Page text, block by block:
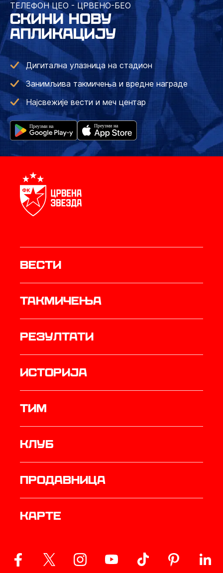
ТЕЛЕФОН ЦЕО - ЦРВЕНО-БЕО
СКИНИ НОВУ
АПЛИКАЦИЈУ
Дигитална улазница на стадион
Занимљива такмичења и вредне награде
Најсвежије вести и меч центар
Вести
Такмичења
резултати
историја
ТИМ
Клуб
продавница
Карте